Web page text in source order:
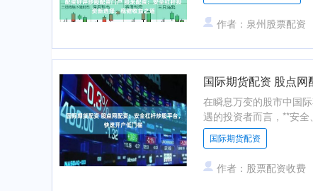
作者：泉州股票配资
国际期货配资 股点
在瞬息万变的股市中国
遇的投资者而言，**安
国际期货配资
作者：股票配资收费